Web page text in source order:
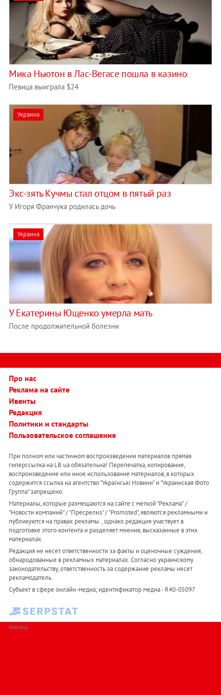
Мика Ньютон в Лас-Вегасе пошла в казино
Певица выиграла $24
Украина
Экс-зять Кучмы стал отцом в пятый раз
У Игоря Франчука родилась дочь
Украина
У Екатерины Ющенко умерла мать
После продолжительной болезни
Про нас
Реклама на сайте
Ивенты
Редакция
Политики и стандарты
Пользовательское соглашение
При полном или частичном воспроизведении материалов прямая
гиперссылка на LB.ua обязательна! Перепечатка, копирование,
воспроизведение или иное использование материалов, в которых
содержится ссылка на агентство "Українськi Новини" и "Украинская Фото
Группа" запрещено.
Материалы, которые размещаются на сайте с меткой "Реклама" /
"Новости компаний" / "Пресрелиз" / "Promoted", являются рекламными и
публикуются на правах рекламы. , однако редакция участвует в
подготовке этого контента и разделяет мнения, высказанные в этих
материалах.
Редакция не несет ответственности за факты и оценочные суждения,
обнародованные в рекламных материалах. Согласно украинскому
законодательству, ответственность за содержание рекламы несет
рекламодатель.
Субъект в сфере онлайн-медиа; идентификатор медиа - R40-05097
РЕКЛАМА